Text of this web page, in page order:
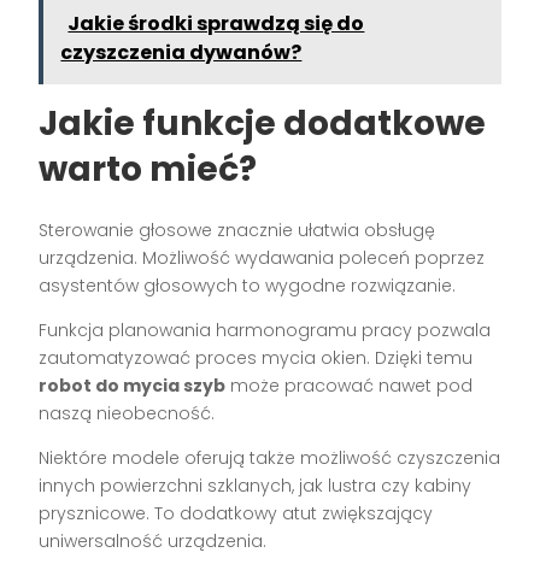
Jakie środki sprawdzą się do
czyszczenia dywanów?
Jakie funkcje dodatkowe
warto mieć?
Sterowanie głosowe znacznie ułatwia obsługę
urządzenia. Możliwość wydawania poleceń poprzez
asystentów głosowych to wygodne rozwiązanie.
Funkcja planowania harmonogramu pracy pozwala
zautomatyzować proces mycia okien. Dzięki temu
robot do mycia szyb może pracować nawet pod
naszą nieobecność.
Niektóre modele oferują także możliwość czyszczenia
innych powierzchni szklanych, jak lustra czy kabiny
prysznicowe. To dodatkowy atut zwiększający
uniwersalność urządzenia.